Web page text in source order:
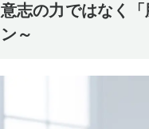
意志の力ではなく
ン～